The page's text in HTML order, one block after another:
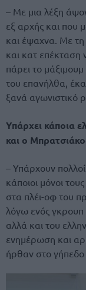
– Με μια λέξη
εξ αρχής και που
και έψαχνα. Με
και κατ επέκταση
πάρει το
του επανήλθα,
ξανά αγωνιστικό
Υπάρχει κάποια
και ο
– Υπάρχουν πολλοί
κάποιοι μόνοι
στα πλέι-οφ του
λόγω ενός
αλλά και του
ενημέρωση και
ήρθαν στο γήπεδο